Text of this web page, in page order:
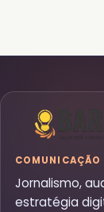
Jornalismo,
estratégia